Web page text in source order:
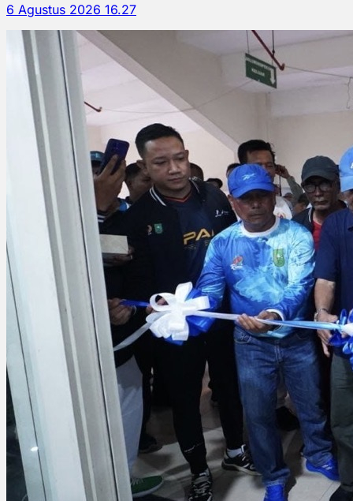
6 Agustus 2026 16.27